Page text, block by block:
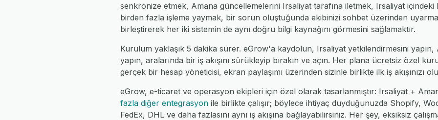
senkronize etmek, Amana güncellemelerini Irsaliyat tarafına iletmek, Irsaliyat içindeki
birden fazla işleme yaymak, bir sorun oluştuğunda ekibinizi sohbet üzerinden
birleştirerek her iki sistemin de aynı doğru bilgi kaynağını görmesini sağlamaktır.
Kurulum yaklaşık 5 dakika sürer. eGrow'a kaydolun, Irsaliyat yetkilendirmesini yapın,
yapın, aralarında bir iş akışını sürükleyip bırakın ve açın. Her plana ücretsiz özel
gerçek bir hesap yöneticisi, ekran paylaşımı üzerinden sizinle birlikte ilk iş akışınızı
eGrow, e-ticaret ve operasyon ekipleri için özel olarak tasarlanmıştır: Irsaliyat +
fazla diğer entegrasyon ile birlikte çalışır; böylece ihtiyaç duyduğunuzda Shopify,
FedEx, DHL ve daha fazlasını aynı iş akışına bağlayabilirsiniz. Her şey, eksiksiz